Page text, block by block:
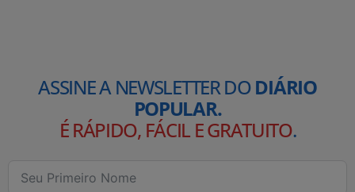
ASSINE A NEWSLETTER DODIÁRIO
POPULAR.
É RÁPIDO, FÁCIL E GRATUITO.